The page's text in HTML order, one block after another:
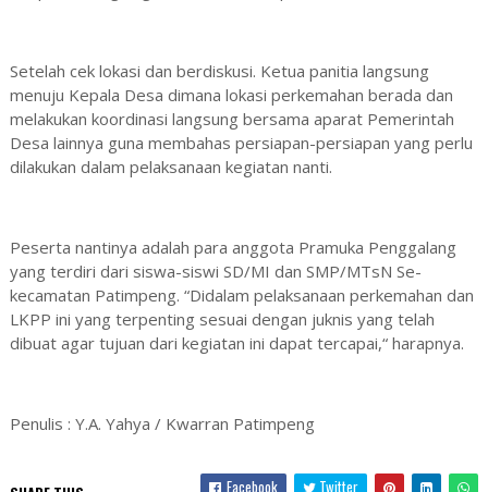
Setelah cek lokasi dan berdiskusi. Ketua panitia langsung
menuju Kepala Desa dimana lokasi perkemahan berada dan
melakukan koordinasi langsung bersama aparat Pemerintah
Desa lainnya guna membahas persiapan-persiapan yang perlu
dilakukan dalam pelaksanaan kegiatan nanti.
Peserta nantinya adalah para anggota Pramuka Penggalang
yang terdiri dari siswa-siswi SD/MI dan SMP/MTsN Se-
kecamatan Patimpeng. “Didalam pelaksanaan perkemahan dan
LKPP ini yang terpenting sesuai dengan juknis yang telah
dibuat agar tujuan dari kegiatan ini dapat tercapai,“ harapnya.
Penulis : Y.A. Yahya / Kwarran Patimpeng
Facebook Twitter